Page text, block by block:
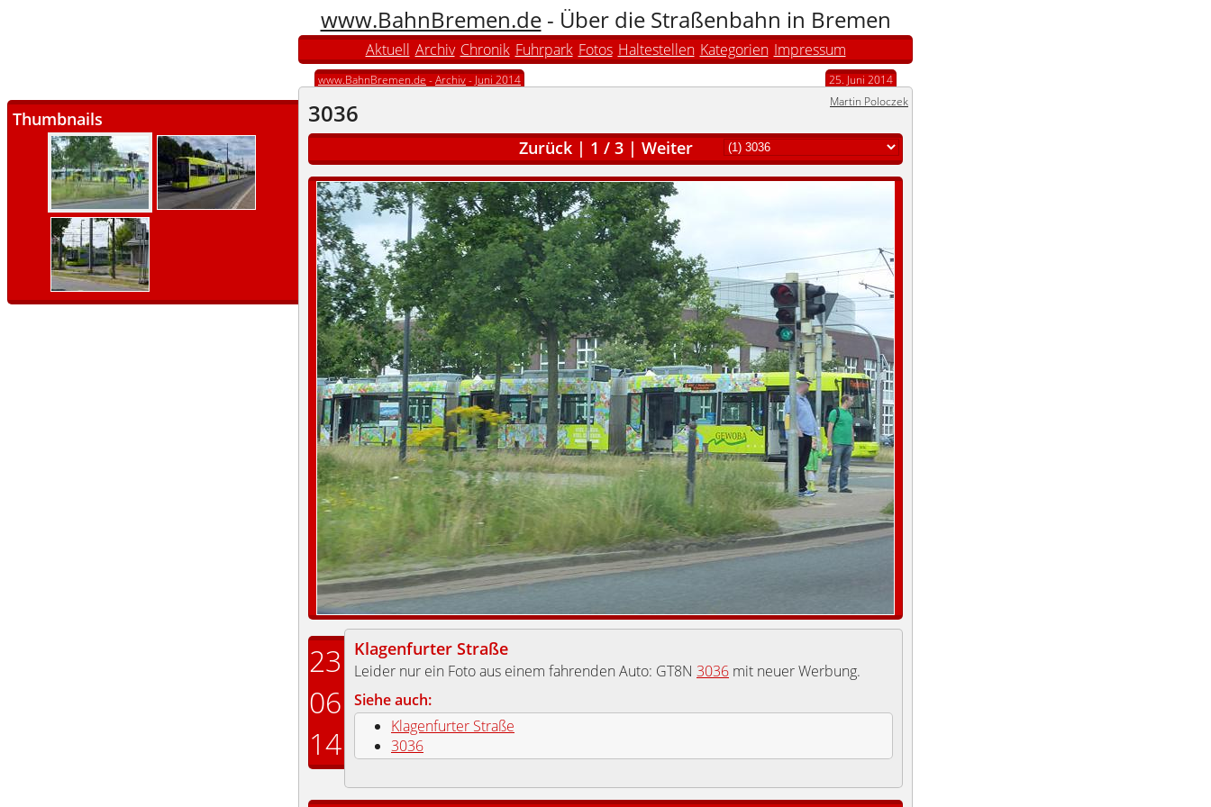
www.BahnBremen.de- Über die Straßenbahn in Bremen
Aktuell Archiv Chronik Fuhrpark Fotos Haltestellen Kategorien Impressum
Thumbnails
www.BahnBremen.de -Archiv- Juni 2014 25. Juni 2014
3036 Martin Poloczek
Zurück | 1 / 3 | Weiter
23
06
14
Klagenfurter Straße
Leider nur ein Foto aus einem fahrenden Auto: GT8N 3036 mit neuer Werbung.
Siehe auch:
Klagenfurter Straße
3036